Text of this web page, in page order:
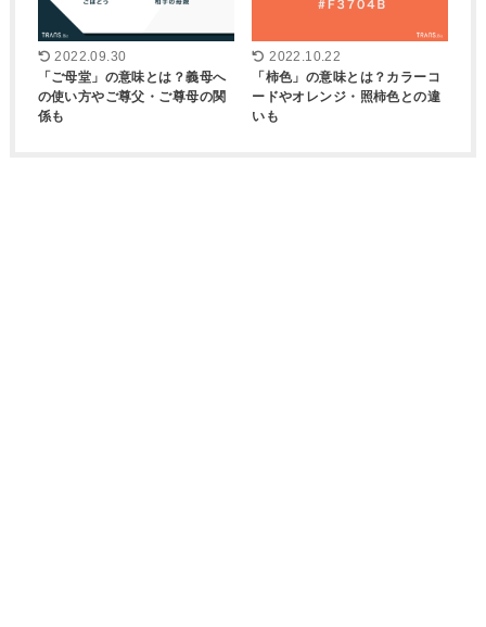
2022.09.30
「ご母堂」の意味とは？義母へ
の使い方やご尊父・ご尊母の関
係も
2022.10.22
「柿色」の意味とは？カラーコ
ードやオレンジ・照柿色との違
いも